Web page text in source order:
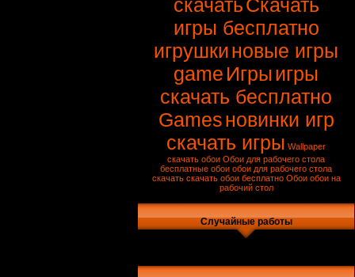
скачатьСкачать
игры бесплатно
игрушкиновые игры
game Игрыигры
скачать бесплатно
Gamesновинки игр
скачать игры Wallpaper
скачать обои Обои для рабочего стола
бесплатные обои обои для рабочего стола
скачать скачать обои бесплатно Обои обои на
рабочий стол
Случайные работы